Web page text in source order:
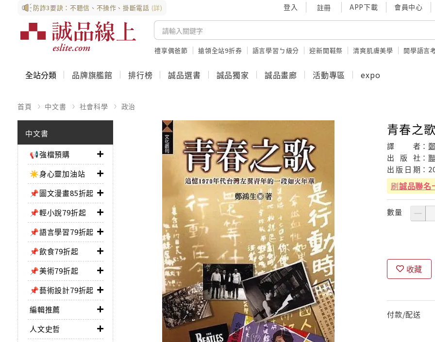
防詐3要訣：不聽信、不操作、掛斷電話 (詳) 登入 註冊 APP下載 會員中心
禮享偶爸節 搶領全站9折券 語言學習ㄅ級分 迎新開鞋祭 清爽肌膚美學 開學語言
全站分類 品牌旗艦館 排行榜 誠品選書 誠品獨家 誠品畫廊 活動專區 expo
首頁 中文書 社會科學 政治
中文書
📢強檔預購
☀️身心靈加油站
📌圖文漫畫85折起
📌輕小說79折起
📌語言學習79折起
📌飲食79折起
📌美術79折起
📌藝術設計79折起
編輯推薦
人文史哲
青春之
譯 者：
出
版 社：
出 版 日 期：
刷誠品聯名
數量
收藏
付款/配送